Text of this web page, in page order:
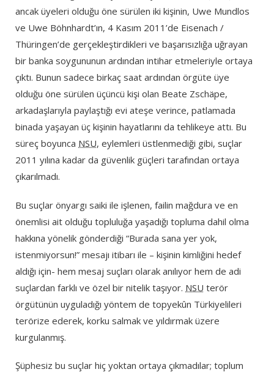
ancak üyeleri olduğu öne sürülen iki kişinin, Uwe Mundlos
ve Uwe Böhnhardt’ın, 4 Kasım 2011’de Eisenach /
Thüringen’de gerçekleştirdikleri ve başarısızlığa uğrayan
bir banka soygununun ardından intihar etmeleriyle ortaya
çıktı. Bunun sadece birkaç saat ardından örgüte üye
olduğu öne sürülen üçüncü kişi olan Beate Zschäpe,
arkadaşlarıyla paylaştığı evi ateşe verince, patlamada
binada yaşayan üç kişinin hayatlarını da tehlikeye attı. Bu
süreç boyunca NSU, eylemleri üstlenmediği gibi, suçlar
2011 yılına kadar da güvenlik güçleri tarafından ortaya
çıkarılmadı.
Bu suçlar önyargı saiki ile işlenen, failin mağdura ve en
önemlisi ait olduğu topluluğa yaşadığı topluma dahil olma
hakkına yönelik gönderdiği “Burada sana yer yok,
istenmiyorsun!” mesajı itibarı ile – kişinin kimliğini hedef
aldığı için- hem mesaj suçları olarak anılıyor hem de adi
suçlardan farklı ve özel bir nitelik taşıyor. NSU terör
örgütünün uyguladığı yöntem de topyekûn Türkiyelileri
terörize ederek, korku salmak ve yıldırmak üzere
kurgulanmış.
Şüphesiz bu suçlar hiç yoktan ortaya çıkmadılar; toplum